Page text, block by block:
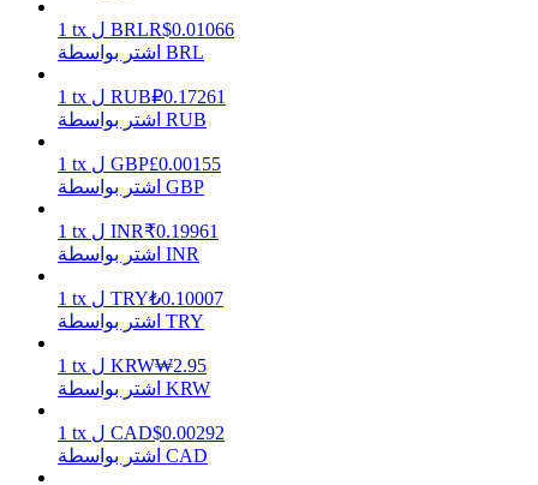
يكسب
خنزير الطاقة
احصل على مكافآت تنافسية يوميًا
1 tx ل BRLR$0.01066
اشتر بواسطة BRL
1 tx ل RUB₽0.17261
اشتر بواسطة RUB
1 tx ل GBP£0.00155
اشتر بواسطة GBP
1 tx ل INR₹0.19961
اشتر بواسطة INR
1 tx ل TRY₺0.10007
اشتر بواسطة TRY
1 tx ل KRW₩2.95
اشتر بواسطة KRW
1 tx ل CAD$0.00292
اشتر بواسطة CAD